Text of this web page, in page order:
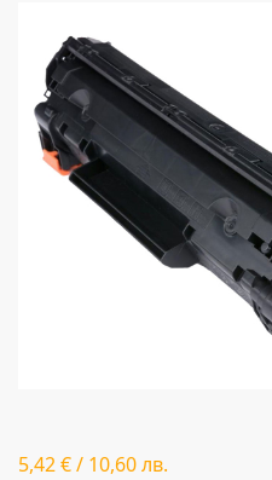
5,42€/ 10,60лв.